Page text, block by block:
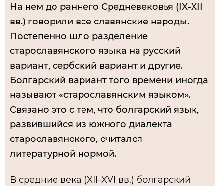
На нем до раннего Средневековья (IX-XII
вв.) говорили все славянские народы.
Постепенно шло разделение
старославянского языка на русский
вариант, сербский вариант и другие.
Болгарский вариант того времени иногда
называют «старославянским языком».
Связано это с тем, что болгарский язык,
развившийся из южного диалекта
старославянского, считался
литературной нормой.
В средние века (XII-XVI вв.) болгарский